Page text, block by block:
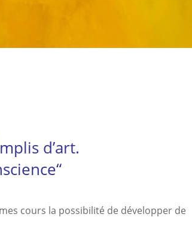
d’art.
cours la possibilité de développer de